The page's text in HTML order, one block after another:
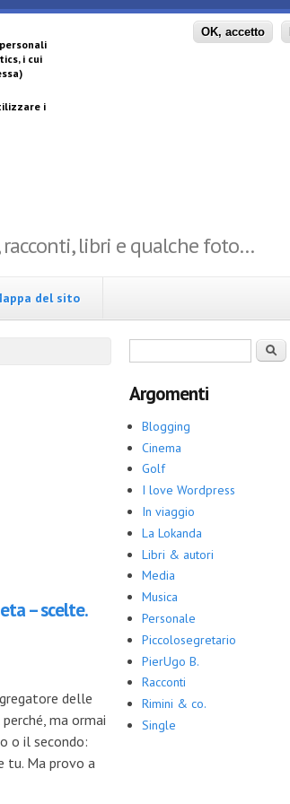
i cui
i
OK, accetto
Salta al contenuto principale
libri e qualche foto…
del sito
– scelte.
delle
ma ormai
o il secondo:
tu. Ma provo a
Cerca
Argomenti
Blogging
Cinema
Golf
I love Wordpress
In viaggio
La Lokanda
Libri & autori
Media
Musica
Personale
Piccolosegretario
PierUgo B.
Racconti
Rimini & co.
Single